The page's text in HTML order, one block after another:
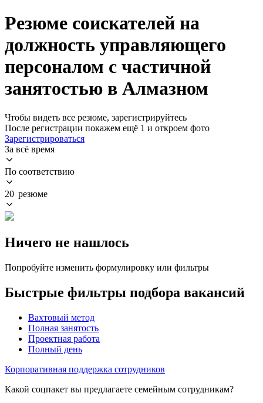
Резюме соискателей на
должность управляющего
персоналом с частичной
занятостью в Алмазном
Чтобы видеть все резюме, зарегистрируйтесь
После регистрации покажем ещё 1 и откроем фото
Зарегистрироваться
За всё время
По соответствию
20 резюме
Ничего не нашлось
Попробуйте изменить формулировку или фильтры
Быстрые фильтры подбора вакансий
Вахтовый метод
Полная занятость
Проектная работа
Полный день
Корпоративная поддержка сотрудников
Какой соцпакет вы предлагаете семейным сотрудникам?